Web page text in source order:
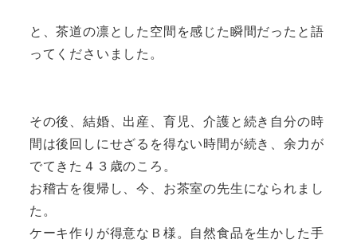
と、茶道の凛とした空間を感じた瞬間だったと語
ってくださいました。
その後、結婚、出産、育児、介護と続き自分の時
間は後回しにせざるを得ない時間が続き、余力が
でてきた４３歳のころ。
お稽古を復帰し、今、お茶室の先生になられまし
た。
ケーキ作りが得意なＢ様。自然食品を生かした手